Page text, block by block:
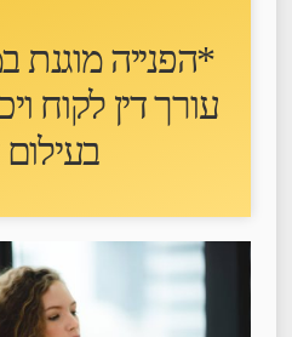
*הפנייה מוגנת
עורך דין לקוח ו